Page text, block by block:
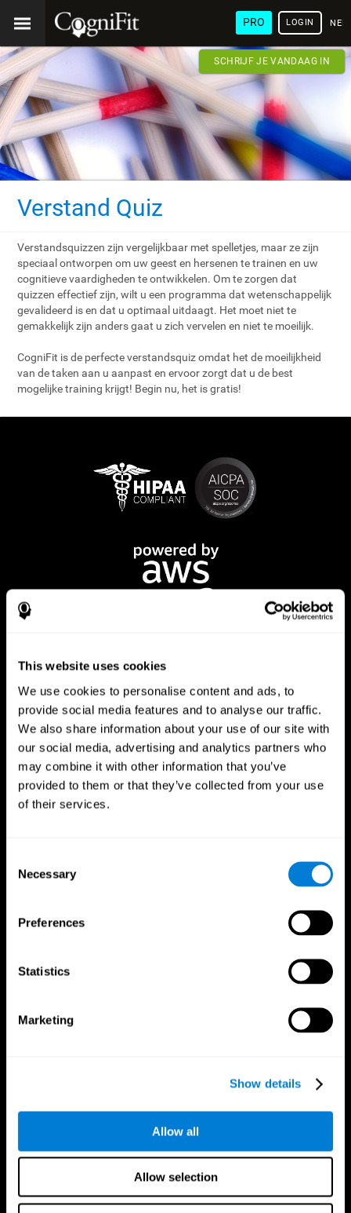
This website uses cookies
We use cookies to personalise content and ads, to
provide social media features and to analyse our traffic.
We also share information about your use of our site with
our social media, advertising and analytics partners who
may combine it with other information that you’ve
provided to them or that they’ve collected from your use
of their services.
Selection
Necessary
Preferences
Statistics
Marketing
Show details
Allow all
Allow selection
PRO LOGIN
SCHRIJF JE VANDAAG IN
Verstand Quiz
Verstandsquizzen zijn vergelijkbaar met spelletjes, maar ze zijn
speciaal ontworpen om uw geest en hersenen te trainen en uw
cognitieve vaardigheden te ontwikkelen. Om te zorgen dat
quizzen effectief zijn, wilt u een programma dat wetenschappelijk
gevalideerd is en dat u optimaal uitdaagt. Het moet niet te
gemakkelijk zijn anders gaat u zich vervelen en niet te moeilijk.
CogniFit is de perfecte verstandsquiz omdat het de moeilijkheid
van de taken aan u aanpast en ervoor zorgt dat u de best
mogelijke training krijgt! Begin nu, het is gratis!
CogniFit App
Uw Brein
Over Uw Brein
Delen van het Brein
Perceptie
Gezondheidsonderzoek
Computerspelletjes
Gezonde senioren
Senior Cognitieve Training
Hersenspelletjes